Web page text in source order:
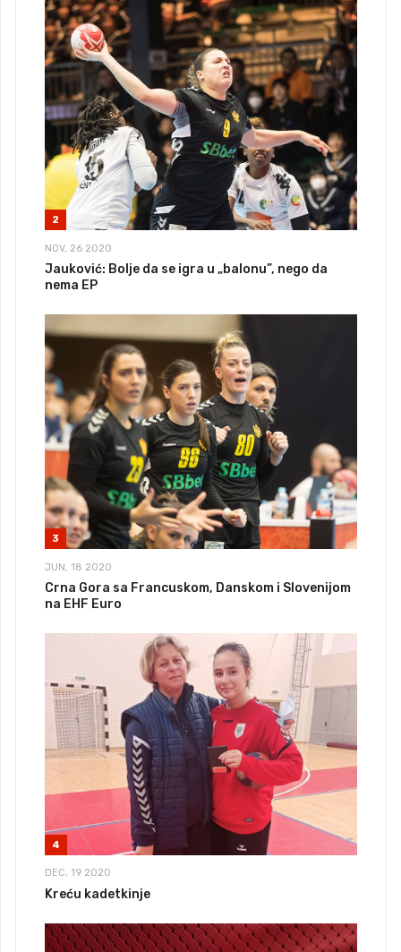
2
NOV, 26 2020
Jauković: Bolje da se igra u „balonu”, nego da
nema EP
3
JUN, 18 2020
Crna Gora sa Francuskom, Danskom i Slovenijom
na EHF Euro
4
DEC, 19 2020
Kreću kadetkinje